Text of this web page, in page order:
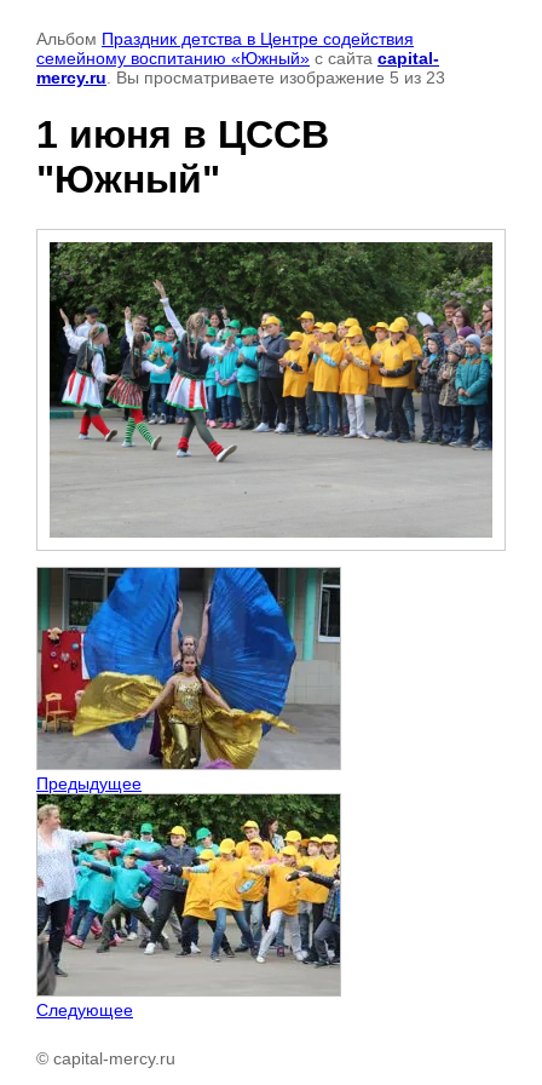
Альбом Праздник детства в Центре содействия
семейному воспитанию «Южный» с сайта capital-
mercy.ru . Вы просматриваете изображение 5 из 23
1 июня в ЦССВ
"Южный"
Предыдущее
Следующее
© capital-mercy.ru